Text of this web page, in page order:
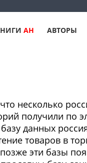
АН АВТОРЫ
несколько
получили по
данных
товаров в
эти базы